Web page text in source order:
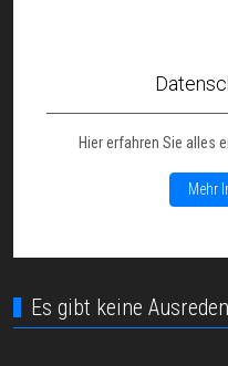
Hier erfahren Sie alles
Mehr
Es gibt keine